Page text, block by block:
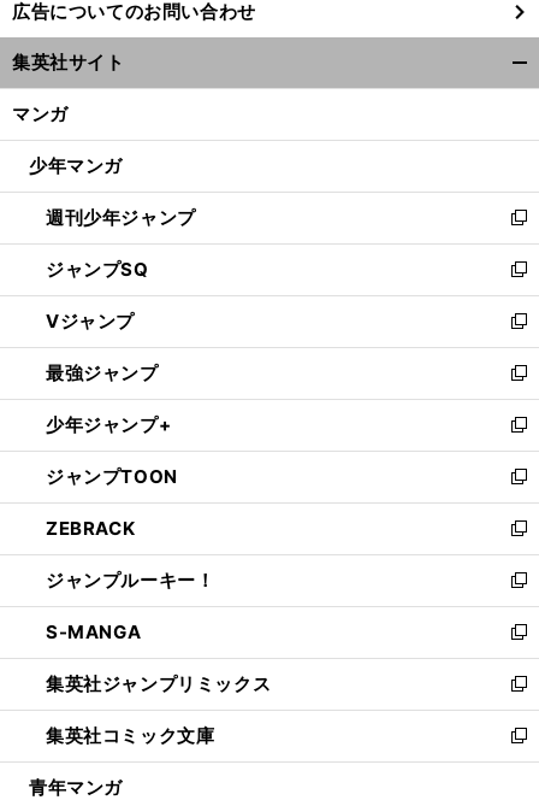
い
ウ
ィ
ン
ウ
開
く
広告についてのお問い合わせ
集英社サイト
マンガ
少年マンガ
週刊少年ジャンプ
新
し
い
ウ
ィ
ン
ド
ウ
で
開
く
ジャンプSQ
新
し
い
ウ
ィ
ン
ド
ウ
で
開
く
Vジャンプ
新
し
い
ウ
ィ
ン
ド
ウ
で
開
く
最強ジャンプ
新
し
い
ウ
ィ
ン
ド
ウ
で
開
く
少年ジャンプ+
新
し
い
ウ
ィ
ン
ド
ウ
で
開
く
ジャンプTOON
新
し
い
ウ
ィ
ン
ド
ウ
で
開
く
ZEBRACK
新
し
い
ウ
ィ
ン
ド
ウ
で
開
ジャンプルーキー！
新
し
い
ウ
ィ
ン
ド
ウ
S-MANGA
新
し
い
ウ
ィ
ン
集英社ジャンプリミックス
新
し
い
ウ
集英社コミック文庫
新
し
青年マンガ